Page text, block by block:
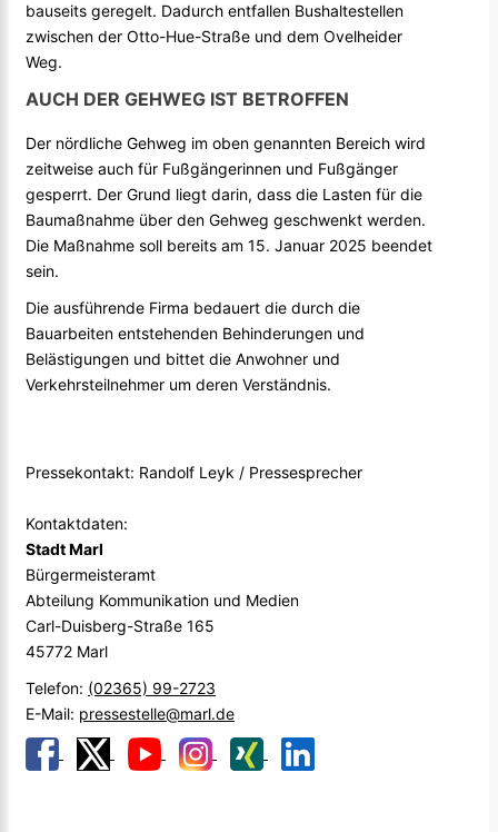
bauseits geregelt. Dadurch entfallen Bushaltestellen
zwischen der Otto-Hue-Straße und dem Ovelheider
Weg.
AUCH DER GEHWEG IST BETROFFEN
Der nördliche Gehweg im oben genannten Bereich wird
zeitweise auch für Fußgängerinnen und Fußgänger
gesperrt. Der Grund liegt darin, dass die Lasten für die
Baumaßnahme über den Gehweg geschwenkt werden.
Die Maßnahme soll bereits am 15. Januar 2025 beendet
sein.
Die ausführende Firma bedauert die durch die
Bauarbeiten entstehenden Behinderungen und
Belästigungen und bittet die Anwohner und
Verkehrsteilnehmer um deren Verständnis.
Pressekontakt: Randolf Leyk / Pressesprecher
Kontaktdaten:
Stadt Marl
Bürgermeisteramt
Abteilung Kommunikation und Medien
Carl-Duisberg-Straße 165
45772 Marl
Telefon: (02365) 99-2723
E-Mail: pressestelle@marl.de